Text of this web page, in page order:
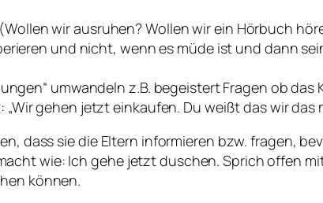
wir ausruhen? Wollen wir ein Hörbuch
und nicht, wenn es müde ist und dann
umwandeln z.B. begeistert Fragen ob
gehen jetzt einkaufen. Du weißt das wir das
dass sie die Eltern informieren bzw. fragen,
wie: Ich gehe jetzt duschen. Sprich offen
können.